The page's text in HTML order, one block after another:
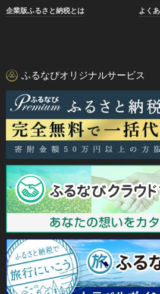
企業版ふるさと納税とは
よく
ふるなびオリジナルサービス